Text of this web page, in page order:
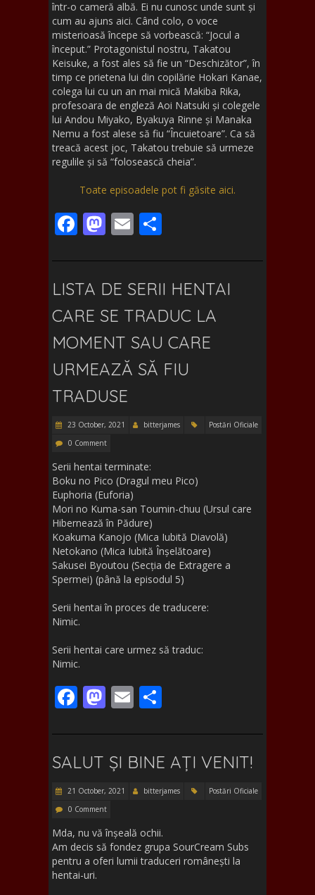
într-o cameră albă. Ei nu cunosc unde sunt și
cum au ajuns aici. Când colo, o voce
misterioasă începe să vorbească: “Jocul a
început.” Protagonistul nostru, Takatou
Keisuke, a fost ales să fie un “Deschizător”, în
timp ce prietena lui din copilărie Hokari Kanae,
colega lui cu un an mai mică Makiba Rika,
profesoara de engleză Aoi Natsuki și colegele
lui Andou Miyako, Byakuya Rinne și Manaka
Nemu a fost alese să fiu “Încuietoare”. Ca să
treacă acest joc, Takatou trebuie să urmeze
regulile și să “folosească cheia”.
Toate episoadele pot fi găsite aici.
F
ac
e
b
o
o
k
M
as
to
d
o
n
E
m
ai
l
ar
e
LISTA DE SERII HENTAI
CARE SE TRADUC LA
MOMENT SAU CARE
URMEAZĂ SĂ FIU
TRADUSE
23 October, 2021 bitterjames
Postări Oficiale
0 Comment
Serii hentai terminate:
Boku no Pico (Dragul meu Pico)
Euphoria (Euforia)
Mori no Kuma-san Toumin-chuu (Ursul care
Hibernează în Pădure)
Koakuma Kanojo (Mica Iubită Diavolă)
Netokano (Mica Iubită Înșelătoare)
Sakusei Byoutou (Secția de Extragere a
Spermei) (până la episodul 5)
Serii hentai în proces de traducere:
Nimic.
Serii hentai care urmez să traduc:
Nimic.
F
e
b
o
o
k
M
to
d
o
n
E
ai
l
ar
e
SALUT ȘI BINE AȚI VENIT!
21 October, 2021 bitterjames
Postări Oficiale
0 Comment
Mda, nu vă înșeală ochii.
Am decis să fondez grupa SourCream Subs
pentru a oferi lumii traduceri românești la
hentai-uri.